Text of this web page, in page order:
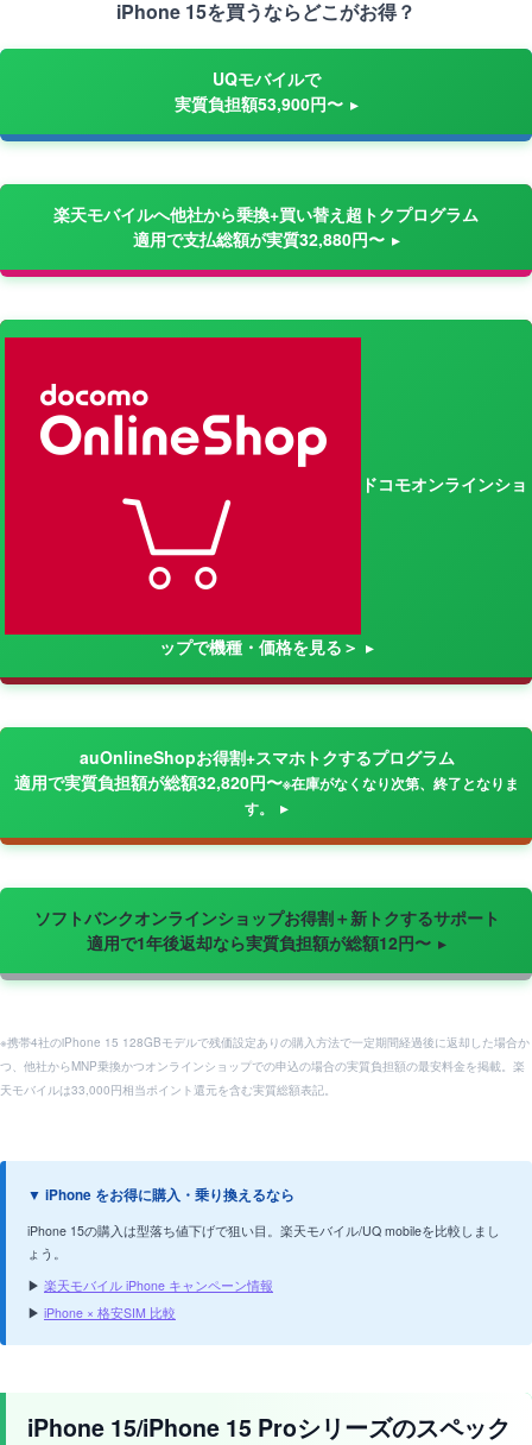
iPhone 15を買うならどこがお得？
UQモバイルで
実質負担額53,900円〜
楽天モバイルへ他社から乗換+買い替え超トクプログラム
適用で支払総額が実質32,880円〜
ドコモオンラインショ
ップで機種・価格を見る＞
auOnlineShopお得割+スマホトクするプログラム
適用で実質負担額が総額32,820円〜※在庫がなくなり次第、終了となりま
す。
ソフトバンクオンラインショップお得割＋新トクするサポート
適用で1年後返却なら実質負担額が総額12円〜
※携帯4社のiPhone 15 128GBモデルで残価設定ありの購入方法で一定期間経過後に返却した場合か
つ、他社からMNP乗換かつオンラインショップでの申込の場合の実質負担額の最安料金を掲載。楽
天モバイルは33,000円相当ポイント還元を含む実質総額表記。
▼ iPhone をお得に購入・乗り換えるなら
iPhone 15の購入は型落ち値下げで狙い目。楽天モバイル/UQ mobileを比較しまし
ょう。
▶ 楽天モバイル iPhone キャンペーン情報
▶ iPhone × 格安SIM 比較
iPhone 15/iPhone 15 Proシリーズのスペック